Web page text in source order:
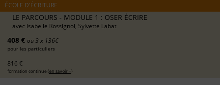
ÉCOLE D'ÉCRITURE
LE PARCOURS - MODULE 1 : OSER ÉCRIRE
avec Isabelle Rossignol, Sylvette Labat
408 € ou 3 x 136€
pour les particuliers
816 €
formation continue (en savoir +)